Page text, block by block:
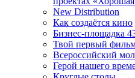
New Distribution
Как создаётся кино
Бизнес-площадка
Твой первый
Всероссийский
Герой нашего